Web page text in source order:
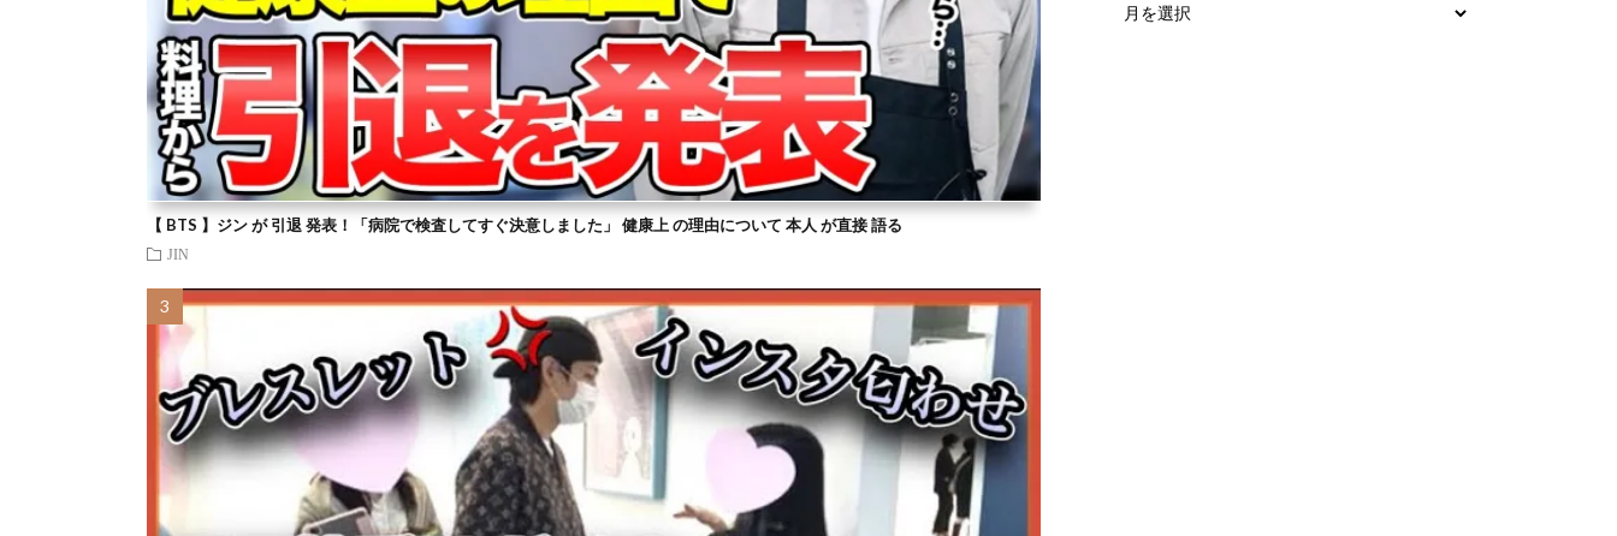
【 BTS 】ジン が 引退 発表！「病院で検査してすぐ決意しました」 健康上 の理由について 本人 が直接 語る
JIN